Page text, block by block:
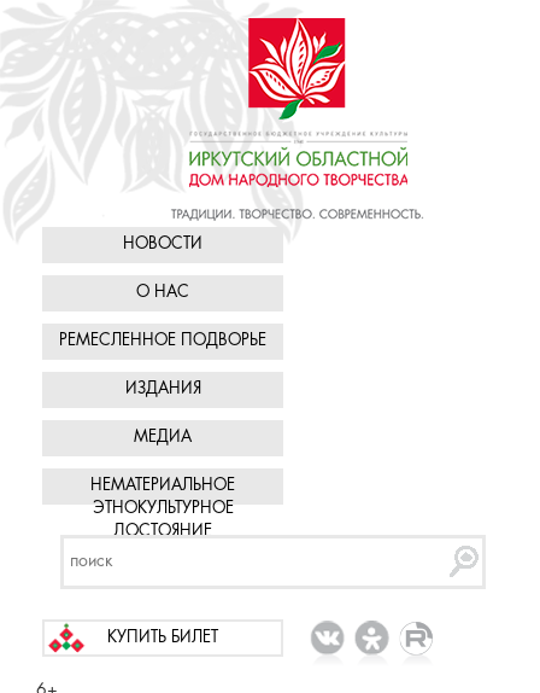
НОВОСТИ
О НАС
РЕМЕСЛЕННОЕ ПОДВОРЬЕ
ИЗДАНИЯ
МЕДИА
НЕМАТЕРИАЛЬНОЕ
ЭТНОКУЛЬТУРНОЕ
ДОСТОЯНИЕ
КУПИТЬ БИЛЕТ